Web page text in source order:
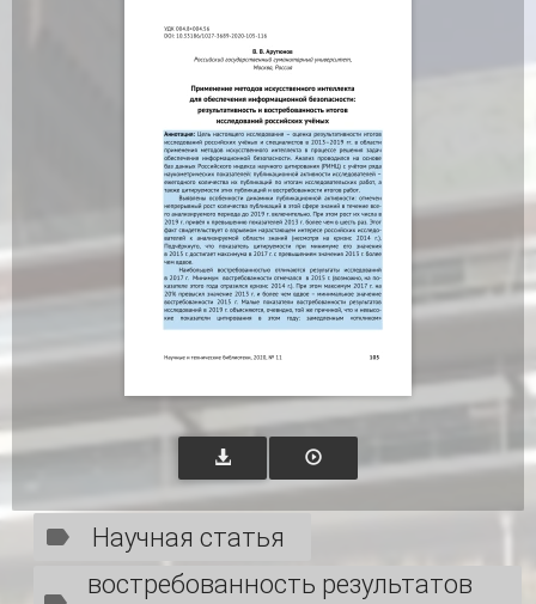
Научная статья
востребованность результатов